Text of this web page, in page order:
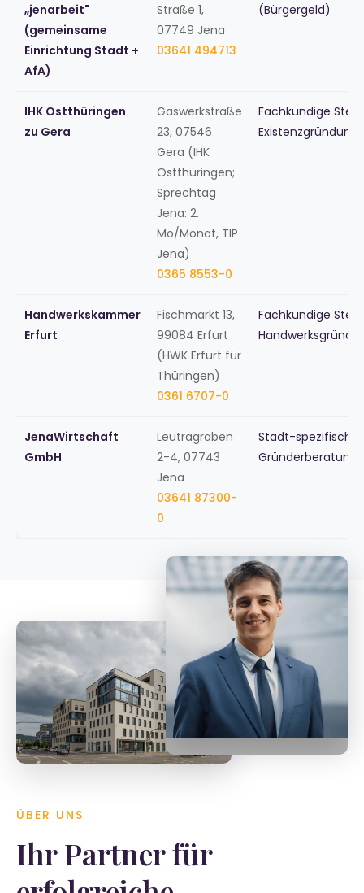
„jenarbeit"
(gemeinsame
Einrichtung Stadt +
AfA)
Straße 1,
07749 Jena
03641 494713
(Bürgergeld)
IHK Ostthüringen
zu Gera
Gaswerkstraße
23, 07546
Gera (IHK
Ostthüringen;
Sprechtag
Jena: 2.
Mo/Monat, TIP
Jena)
0365 8553-0
Fachkundige
Handwerkskammer
Erfurt
Fischmarkt 13,
99084 Erfurt
(HWK Erfurt für
Thüringen)
0361 6707-0
Fachkundige
Handwerksgründer
JenaWirtschaft
GmbH
Leutragraben
2-4, 07743
Jena
03641 87300-
0
Stadt-spezifische
Gründerberatung
Tobias Späth
Geschäftsführer
ÜBER UNS
Ihr Partner für